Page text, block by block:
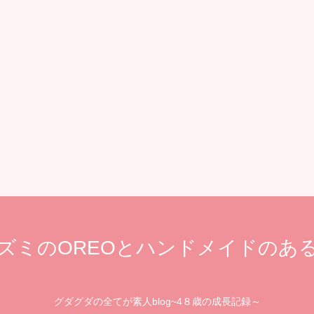
ミのOREOとハンドメイドのあ
グダグダの全てが素人blog~4８歳の成長記録～